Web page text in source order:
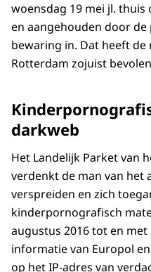
woensdag 19 mei jl.
en aangehouden door
bewaring in. Dat heeft
Rotterdam zojuist
darkweb
Het Landelijk Parket van
verdenkt de man van het
verspreiden en zich
kinderpornografisch
augustus 2016 tot en met
informatie van Europol
op het IP-adres van